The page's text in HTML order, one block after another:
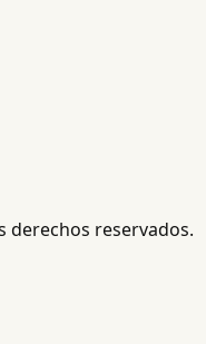
derechos reservados.